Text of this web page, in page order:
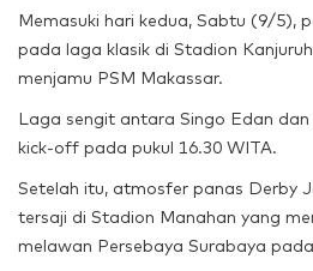
Memasuki hari kedua, Sabtu (9/5),
pada laga klasik di Stadion
menjamu PSM Makassar.
Laga sengit antara Singo Edan
kick-off pada pukul 16.30 WITA.
Setelah itu, atmosfer panas Derby
tersaji di Stadion Manahan yang
melawan Persebaya Surabaya